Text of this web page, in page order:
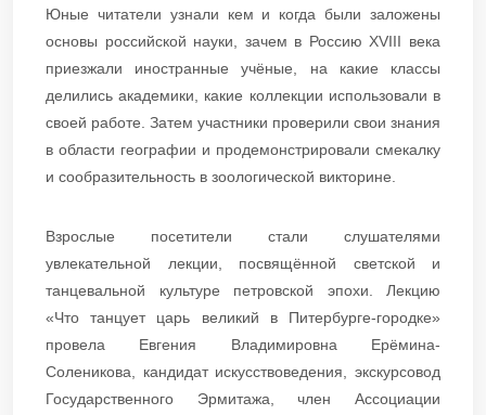
Юные читатели узнали кем и когда были заложены
основы российской науки, зачем в Россию XVIII века
приезжали иностранные учёные, на какие классы
делились академики, какие коллекции использовали в
своей работе. Затем участники проверили свои знания
в области географии и продемонстрировали смекалку
и сообразительность в зоологической викторине.
Взрослые посетители стали слушателями
увлекательной лекции, посвящённой светской и
танцевальной культуре петровской эпохи. Лекцию
«Что танцует царь великий в Питербурге-городке»
провела Евгения Владимировна Ерёмина-
Соленикова, кандидат искусствоведения, экскурсовод
Государственного Эрмитажа, член Ассоциации